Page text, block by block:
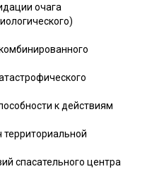
очага
к действиям
территориальной
спасательного центра